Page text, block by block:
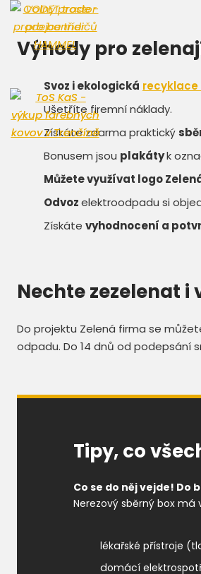
Výhody pro
Svoz i ekologická
Ušetříte firemní náklady.
Získáte zdarma praktický
Bonusem jsou plakátyk
Můžete využívat logo
Odvozelektroodpadu si
Získáte vyhodnocení a
Nechte zezelenat i
Do projektu Zelená firma se
odpadu. Do 14 dnů od podepsání
Tipy, co
Co se do něj vejde!
Nerezový sběrný box
lékařské přístroje
domácí